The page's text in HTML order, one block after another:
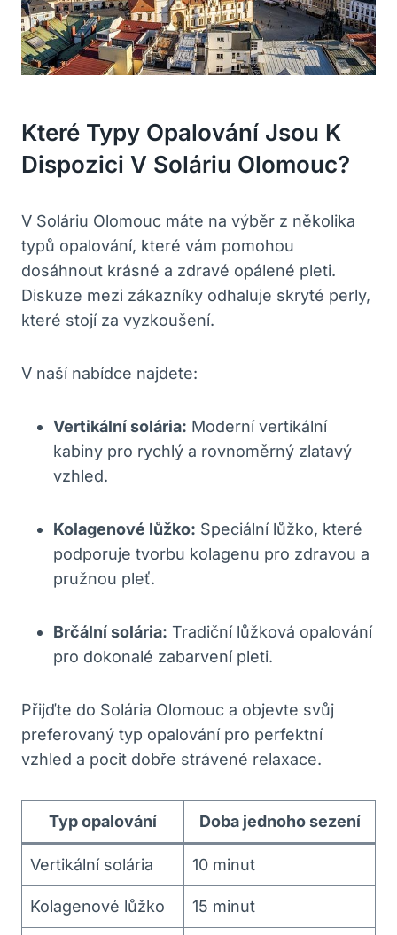
Které Typy Opalování Jsou K
Dispozici V Soláriu Olomouc?
V Soláriu Olomouc máte na výběr z několika
typů opalování, které vám pomohou
dosáhnout krásné a zdravé opálené pleti.
Diskuze mezi zákazníky odhaluje skryté perly,
které stojí za vyzkoušení.
V naší nabídce najdete:
Vertikální solária: Moderní vertikální
kabiny pro rychlý a rovnoměrný zlatavý
vzhled.
Kolagenové lůžko: Speciální lůžko, které
podporuje tvorbu kolagenu pro zdravou a
pružnou pleť.
Brčální solária: Tradiční lůžková opalování
pro dokonalé zabarvení pleti.
Přijďte do Solária Olomouc a objevte svůj
preferovaný typ opalování pro perfektní
vzhled a pocit dobře strávené relaxace.
Typ opalování Doba jednoho sezení
Vertikální solária 10 minut
Kolagenové lůžko 15 minut